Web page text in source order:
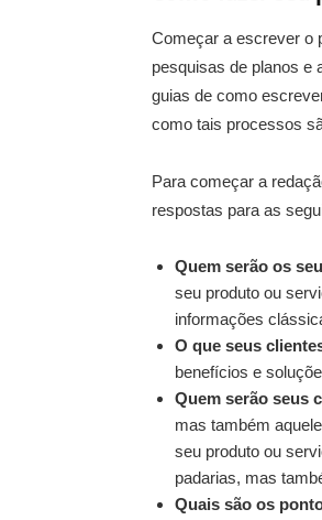
Começar a escrever o
pesquisas de planos e
guias de como
como tais processos
Para começar a
respostas para as
Quem serão os
seu produto ou
informações
O que seus
benefícios e
Quem serão seus
mas também
seu produto ou
padarias, mas
Quais são os